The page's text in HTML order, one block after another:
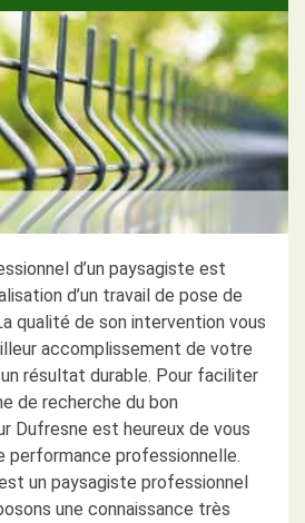
d’un paysagiste est
d’un travail de pose de
qualité de son intervention vous
accomplissement de votre
résultat durable. Pour faciliter
de recherche du bon
Dufresne est heureux de vous
performance professionnelle.
un paysagiste professionnel
une connaissance très